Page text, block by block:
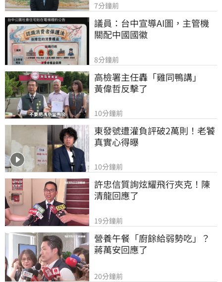
7分鐘前
議員：台中宣導AI圖，主管機
關配中國國徽
8分鐘前
高檢署主任轟「雞同鴨講」
黃偉哲反擊了
10分鐘前
東發號遭灌負評破2萬則！老饕
真實心得曝
10分鐘前
許忠信質詢炫耀飛行夾克！陳
清龍回應了
19分鐘前
營養午餐「廚餘給弱勢吃」？
蔣萬安回應了
20分鐘前